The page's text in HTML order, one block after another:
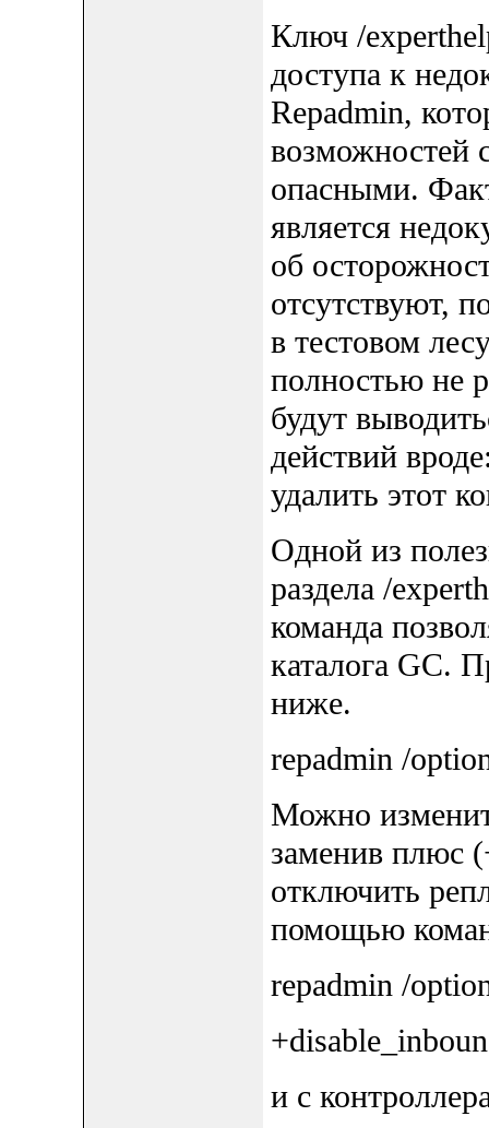
Ключ /
доступа к
Repadmin,
возможностей
опасными.
является
об
отсутствуют,
в тестовом
полностью не
будут
действий
удалить этот
Одной из
раздела /
команда
каталога GC.
ниже.
repadmin /
Можно
заменив плюс
отключить
помощью
repadmin /
и с